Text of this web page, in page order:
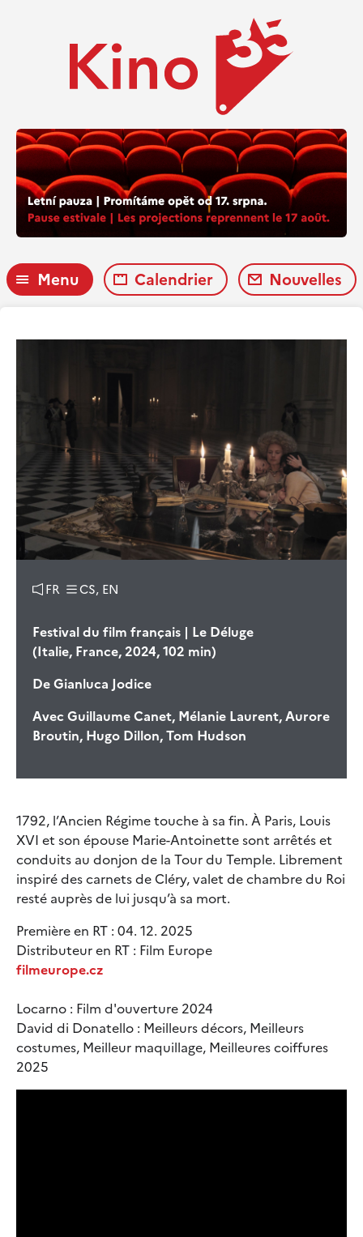
Menu Calendrier Nouvelles
FR CS, EN
Festival du film français | Le Déluge
(Italie, France, 2024, 102 min)
DeGianluca Jodice
AvecGuillaume Canet, Mélanie Laurent, Aurore
Broutin, Hugo Dillon, Tom Hudson
1792, l’Ancien Régime touche à sa fin. À Paris, Louis
XVI et son épouse Marie-Antoinette sont arrêtés et
conduits au donjon de la Tour du Temple. Librement
inspiré des carnets de Cléry, valet de chambre du Roi
resté auprès de lui jusqu’à sa mort.
Première en RT : 04. 12. 2025
Distributeur en RT : Film Europe
filmeurope.cz
Locarno : Film d'ouverture 2024
David di Donatello : Meilleurs décors, Meilleurs
costumes, Meilleur maquillage, Meilleures coiffures
2025